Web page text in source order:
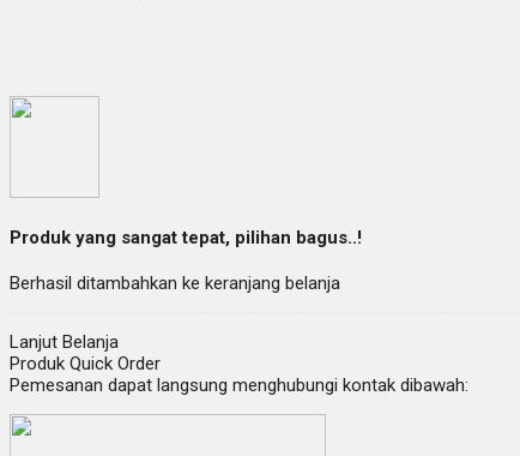
Produk yang sangat tepat, pilihan bagus..!
Berhasil ditambahkan ke keranjang belanja
Lanjut Belanja
Produk Quick Order
Pemesanan dapat langsung menghubungi kontak dibawah: